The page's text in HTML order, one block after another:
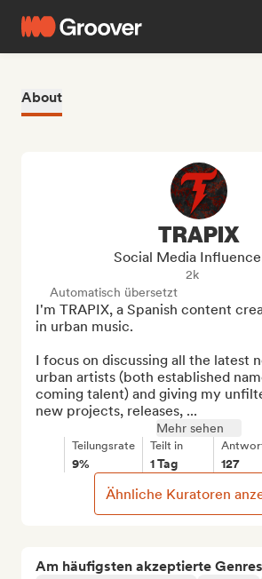
About
Am häufigsten akzeptierte Genres
TRAPIX
Social Media
2k
Automatisch übersetzt
I'm TRAPIX, a Spanish content
in urban music.
I focus on discussing all the latest
urban artists (both established
coming talent) and giving my
new projects, releases, ...
Mehr sehen
Teilungsrate
9%
Teilt in
1 Tag 127
Ähnliche Kuratoren